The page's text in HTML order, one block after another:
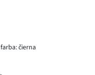
farba: čierna